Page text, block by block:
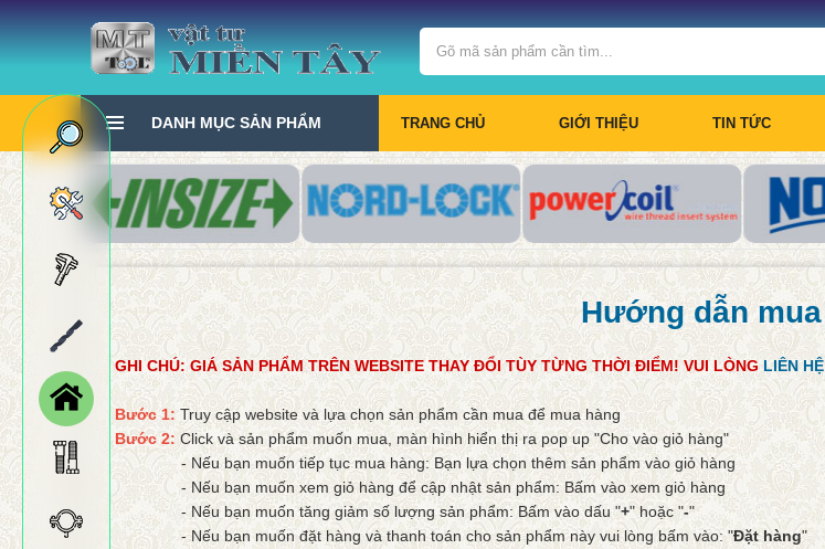
DANH MỤC SẢN PHẨM TRANG CHỦ GIỚI THIỆU TIN TỨC
Hướng dẫn
GHI CHÚ: GIÁ SẢN PHẨM TRÊN WEBSITE THAY ĐỔI TÙY TỪNG THỜI ĐIỂM! VUI LÒNG LIÊN HỆ
Bước 1: Truy cập website và lựa chọn sản phẩm cần mua để mua hàng
Bước 2: Click và sản phẩm muốn mua, màn hình hiển thị ra pop up "Cho vào giỏ hàng"
- Nếu bạn muốn tiếp tục mua hàng: Bạn lựa chọn thêm sản phẩm vào giỏ hàng
- Nếu bạn muốn xem giỏ hàng để cập nhật sản phẩm: Bấm vào xem giỏ hàng
- Nếu bạn muốn tăng giảm số lượng sản phẩm: Bấm vào dấu "+" hoặc "-"
- Nếu bạn muốn đặt hàng và thanh toán cho sản phẩm này vui lòng bấm vào: "Đặt hàng"